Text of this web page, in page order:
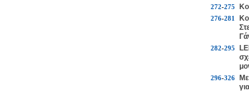
272-275
276-281
282-295
296-326